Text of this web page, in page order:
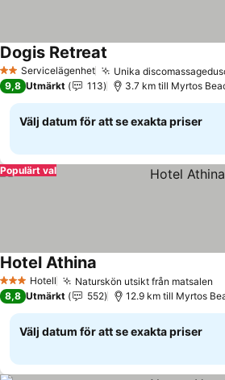
2 StjärnorServicelägenhet Unika
Dogis Retreat
9,8 Utmärkt 113 3.7 km till Myrtos
Välj datum för att se exakta priser
Populärt val
3 StjärnorHotell Naturskön utsikt från matsalen
Hotel Athina
8,8 Utmärkt 552 12.9 km till Myrtos
Välj datum för att se exakta priser